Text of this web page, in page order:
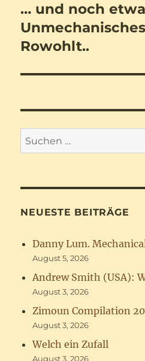
Nächster
Beitrag:
… und noch
Rowohlt..
Suchen
nach:
NEUESTE BEITRÄGE
Danny Lum.
August 5, 2026
Andrew Smith (USA):
August 3, 2026
Zimoun Compilation
August 3, 2026
Welch ein Zufall
August 3, 2026